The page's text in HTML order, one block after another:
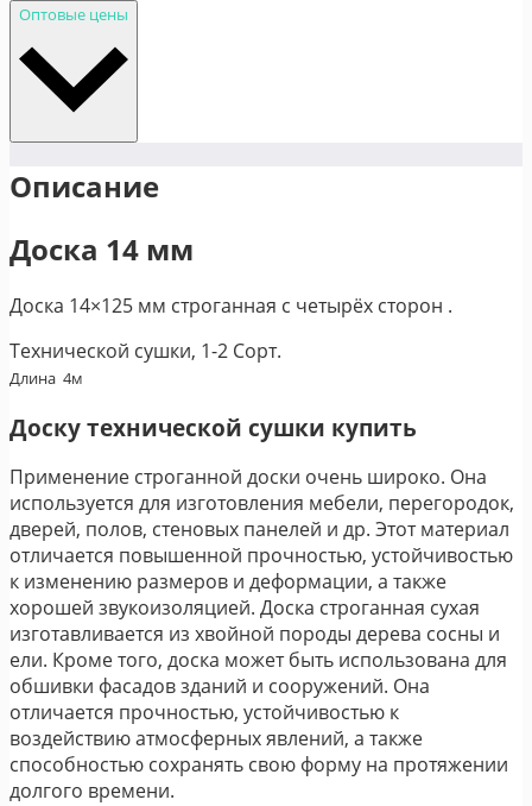
Оптовые цены
Описание
Доска 14 мм
Доска 14×125 мм строганная с четырёх сторон .
Технической сушки, 1-2 Сорт.
Длина 4м
Доску технической сушки купить
Применение строганной доски очень широко. Она
используется для изготовления мебели, перегородок,
дверей, полов, стеновых панелей и др. Этот материал
отличается повышенной прочностью, устойчивостью
к изменению размеров и деформации, а также
хорошей звукоизоляцией. Доска строганная сухая
изготавливается из хвойной породы дерева сосны и
ели. Кроме того, доска может быть использована для
обшивки фасадов зданий и сооружений. Она
отличается прочностью, устойчивостью к
воздействию атмосферных явлений, а также
способностью сохранять свою форму на протяжении
долгого времени.